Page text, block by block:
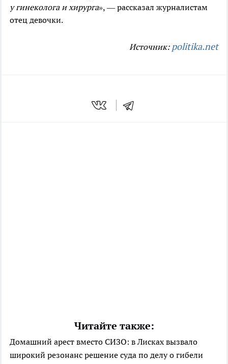
у гинеколога и хирурга», — рассказал журналистам
отец девочки.
Источник: politika.net
Читайте также:
Домашний арест вместо СИЗО: в Лисках вызвало
широкий резонанс решение суда по делу о гибели